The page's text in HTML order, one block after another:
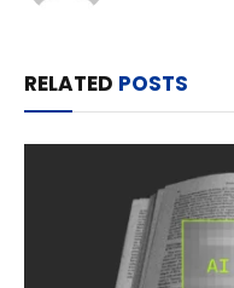
RELATED POSTS